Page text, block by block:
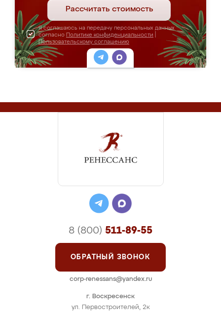
Рассчитать стоимость
Я соглашаюсь на передачу персональных данных
согласно Политике конфиденциальности
Пользовательскому соглашению
г. Воскресенск
ул. Первостроителей, 2к
8 (800) 511-89-55
ОБРАТНЫЙ ЗВОНОК
corp-renessans@yandex.ru